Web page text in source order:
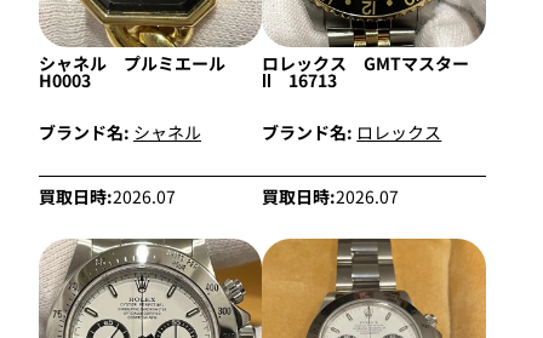
シャネル プルミエール
H0003
ブランド名: シャネル
買取日時:2026.07
ロレックス GMTマスター
Ⅱ 16713
ブランド名: ロレックス
買取日時:2026.07